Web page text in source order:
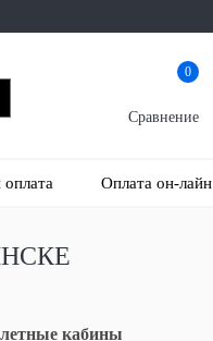
0
Сравнение
оплата Оплата он-лайн
кабины